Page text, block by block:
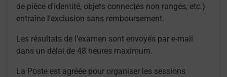
de pièce d'identité, objets connectés non rangés, etc.)
entraîne l'exclusion sans remboursement.
Les résultats de l'examen sont envoyés par e-mail
dans un délai de 48 heures maximum.
La Poste est agréée pour organiser les sessions